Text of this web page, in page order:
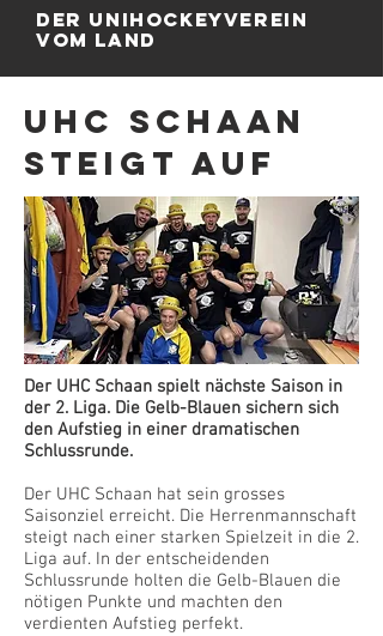
Der unihockeyverein
vom LAnd
UHC Schaan
steigt auf
Der UHC Schaan spielt nächste Saison in
der 2. Liga. Die Gelb-Blauen sichern sich
den Aufstieg in einer dramatischen
Schlussrunde.
Der UHC Schaan hat sein grosses
Saisonziel erreicht. Die Herrenmannschaft
steigt nach einer starken Spielzeit in die 2.
Liga auf. In der entscheidenden
Schlussrunde holten die Gelb-Blauen die
nötigen Punkte und machten den
verdienten Aufstieg perfekt.